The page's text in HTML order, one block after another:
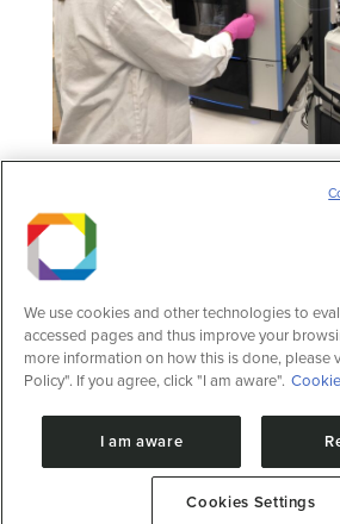
(MAS) do CNPEM recebe
pesquisa até 31 de agosto
em 2026
Notícias
CNPEM oferecerá auxílio
usuários de instituições de
de SP, América Latina e
propostas aprovadas;
novos equipamentos
dia 31 de agosto de 2025, o
de Pesquisa em Energia e
(CNPEM) recebe propostas
da instalação Espectrometria
We use cookies and other technologies to
accessed pages and thus improve your
more information on how this is done, please
Policy". If you agree, click "I am aware".
I am aware
Cookies Settings